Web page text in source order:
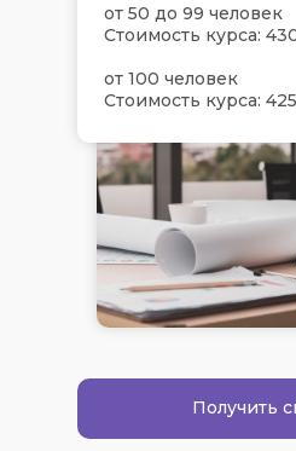
от 50 до 99 человек
Стоимость курса:
от 100 человек
Стоимость курса:
Получить